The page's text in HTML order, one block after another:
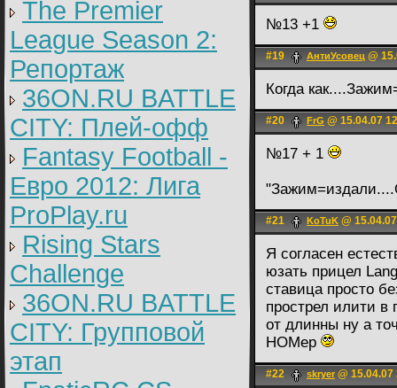
The Premier
League Season 2:
Репортаж
36ON.RU BATTLE
CITY: Плей-офф
Fantasy Football -
Евро 2012: Лига
ProPlay.ru
Rising Stars
Challenge
36ON.RU BATTLE
CITY: Групповой
этап
№13 +1
#19 АнтиУсовец @
Когда
#20 FrG @ 15.04.07
№17 + 1
#21 KoTuK @
Я согласен
юзать прицел
ставица просто
прострел илити
от длинны ну а
НОМер
#22 skryer @ 15.04.07